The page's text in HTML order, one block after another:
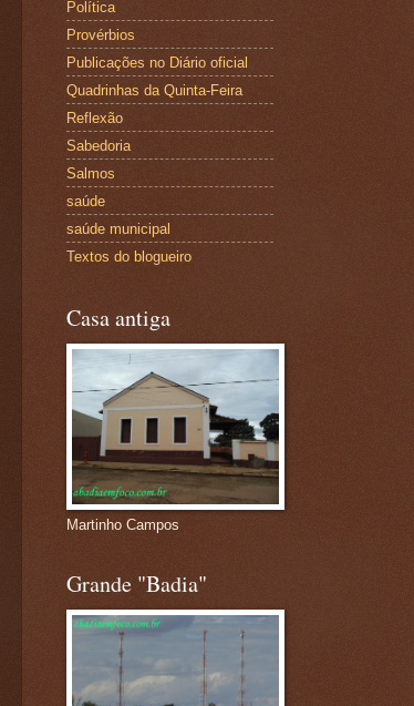
Política
Provérbios
Publicações no Diário oficial
Quadrinhas da Quinta-Feira
Reflexão
Sabedoria
Salmos
saúde
saúde municipal
Textos do blogueiro
Casa antiga
Martinho Campos
Grande "Badia"